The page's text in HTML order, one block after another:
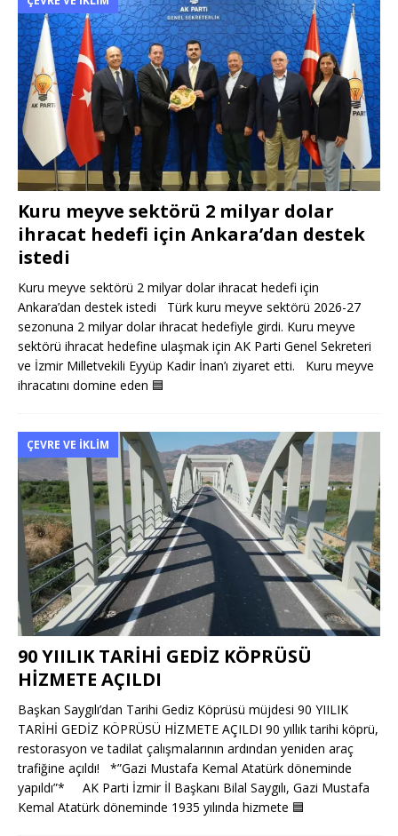
Kuru meyve sektörü 2 milyar dolar
ihracat hedefi için Ankara’dan destek
istedi
Kuru meyve sektörü 2 milyar dolar ihracat hedefi için
Ankara’dan destek istedi Türk kuru meyve sektörü 2026-27
sezonuna 2 milyar dolar ihracat hedefiyle girdi. Kuru meyve
sektörü ihracat hedefine ulaşmak için AK Parti Genel Sekreteri
ve İzmir Milletvekili Eyyüp Kadir İnan’ı ziyaret etti. Kuru meyve
ihracatını domine eden 🟦
ÇEVRE VE İKLIM
90 YIILIK TARİHİ GEDİZ KÖPRÜSÜ
HİZMETE AÇILDI
Başkan Saygılı’dan Tarihi Gediz Köprüsü müjdesi 90 YIILIK
TARİHİ GEDİZ KÖPRÜSÜ HİZMETE AÇILDI 90 yıllık tarihi köprü,
restorasyon ve tadilat çalışmalarının ardından yeniden araç
trafiğine açıldı! *”Gazi Mustafa Kemal Atatürk döneminde
yapıldı”* AK Parti İzmir İl Başkanı Bilal Saygılı, Gazi Mustafa
Kemal Atatürk döneminde 1935 yılında hizmete 🟦